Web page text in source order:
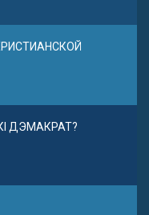
ДЭМАКРАТ?